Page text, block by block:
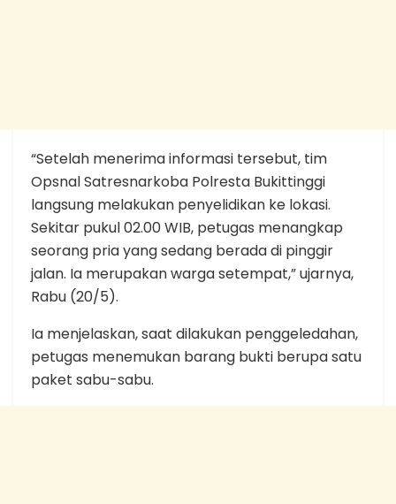
“Setelah menerima informasi tersebut, tim
Opsnal Satresnarkoba Polresta Bukittinggi
langsung melakukan penyelidikan ke lokasi.
Sekitar pukul 02.00 WIB, petugas menangkap
seorang pria yang sedang berada di pinggir
jalan. Ia merupakan warga setempat,” ujarnya,
Rabu (20/5).
Ia menjelaskan, saat dilakukan penggeledahan,
petugas menemukan barang bukti berupa satu
paket sabu-sabu.